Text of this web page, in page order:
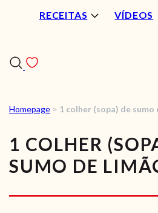
RECEITAS VÍDEOS
RECEITAS
Homepage > 1 colher (sopa) de sumo
1 COLHER
SUMO DE